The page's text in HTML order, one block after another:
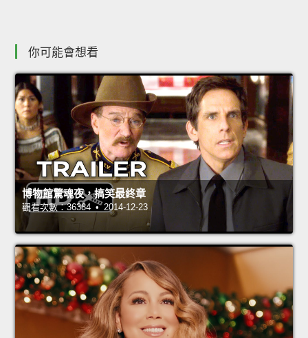
你可能會想看
博物館驚魂夜，搞笑最終章
觀看次數：36384 • 2014-12-23